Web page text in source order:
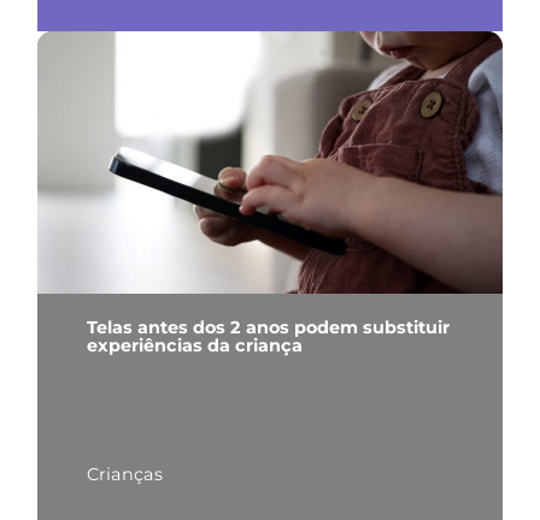
Telas antes dos 2 anos podem substituir
experiências da criança
Crianças